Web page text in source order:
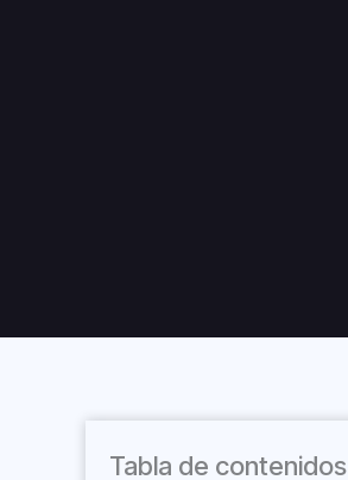
Tabla de contenidos